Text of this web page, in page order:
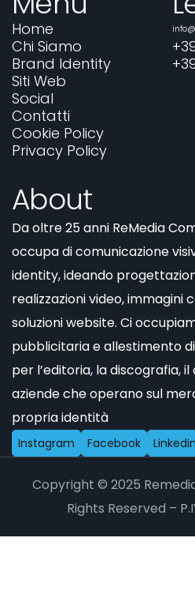
Home
Chi Siamo
Brand Identity
Siti Web
Social
Contatti
Cookie Policy
Privacy Policy
About
Da oltre 25 anni ReMedia
occupa di comunicazione
identity, ideando
realizzazioni video, immagini
soluzioni website. Ci
pubblicitaria e allestimento
per l’editoria, la discografia,
aziende che operano sul
propria identità
Instagram Facebook Linkedin
Copyright © 2025
Rights Reserved –